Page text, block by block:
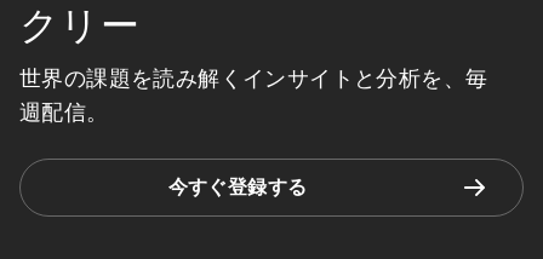
クリー
世界の課題を読み解くインサイトと分析を、毎
週配信。
今すぐ登録する